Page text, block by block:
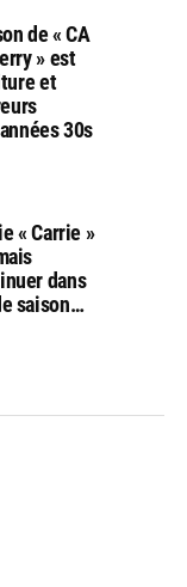
de « CA
» est
et
30s
« Carrie »
dans
saison…